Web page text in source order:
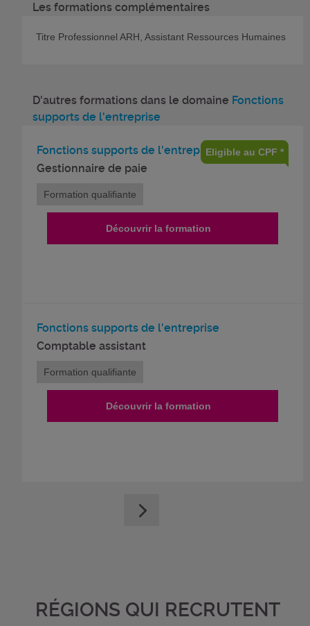
Les formations complémentaires
Titre Professionnel ARH, Assistant Ressources Humaines
D'autres formations dans le domaine Fonctions
supports de l'entreprise
Fonctions supports de l'entreprise
Gestionnaire de paie
Eligible au CPF *
Formation qualifiante
Découvrir la formation
Fonctions supports de l'entreprise
Comptable assistant
Formation qualifiante
Découvrir la formation
RÉGIONS QUI RECRUTENT